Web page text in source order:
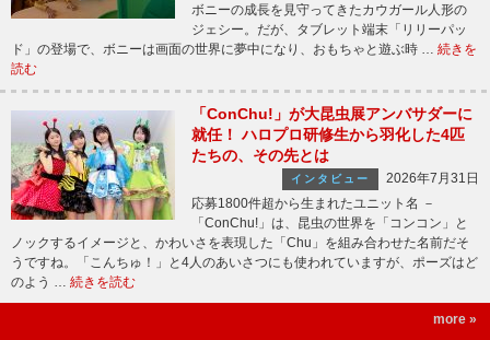
ボニーの成長を見守ってきたカウガール人形の
ジェシー。だが、タブレット端末「リリーパッ
ド」の登場で、ボニーは画面の世界に夢中になり、おもちゃと遊ぶ時 … 続きを
読む
「ConChu!」が大昆虫展アンバサダーに
就任！ ハロプロ研修生から羽化した4匹
たちの、その先とは
インタビュー
2026年7月31日
応募1800件超から生まれたユニット名 －
「ConChu!」は、昆虫の世界を「コンコン」と
ノックするイメージと、かわいさを表現した「Chu」を組み合わせた名前だそ
うですね。「こんちゅ！」と4人のあいさつにも使われていますが、ポーズはど
のよう … 続きを読む
more »